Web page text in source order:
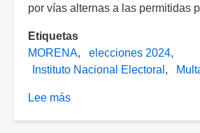
por vías alternas a las permitidas
Etiquetas
MORENA
elecciones 2024
Instituto Nacional Electoral
Lee más